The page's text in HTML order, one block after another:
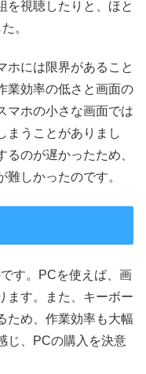
を視聴したりと、ほと
。
ホには限界があること
業効率の低さと画面の
マホの小さな画面では
まうことがありまし
のが遅かったため、
しかったのです。
す。PCを使えば、画
ます。また、キーボー
ため、作業効率も大幅
じ、PCの購入を決意